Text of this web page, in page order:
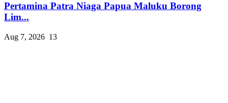
Pertamina Patra Niaga Papua Maluku Borong
Lim...
Aug 7, 2026 13